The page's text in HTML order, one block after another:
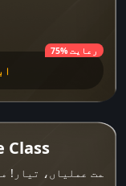
75% رعایت
Class
حکمت عملیاں، تیار!